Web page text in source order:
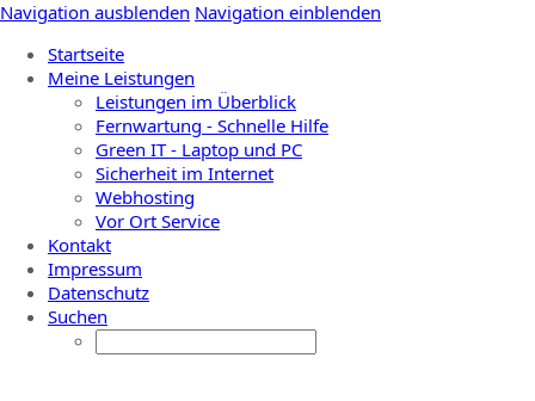
Navigation ausblenden Navigation einblenden
Startseite
Meine Leistungen
Leistungen im Überblick
Fernwartung - Schnelle Hilfe
Green IT - Laptop und PC
Sicherheit im Internet
Webhosting
Vor Ort Service
Kontakt
Impressum
Datenschutz
Suchen